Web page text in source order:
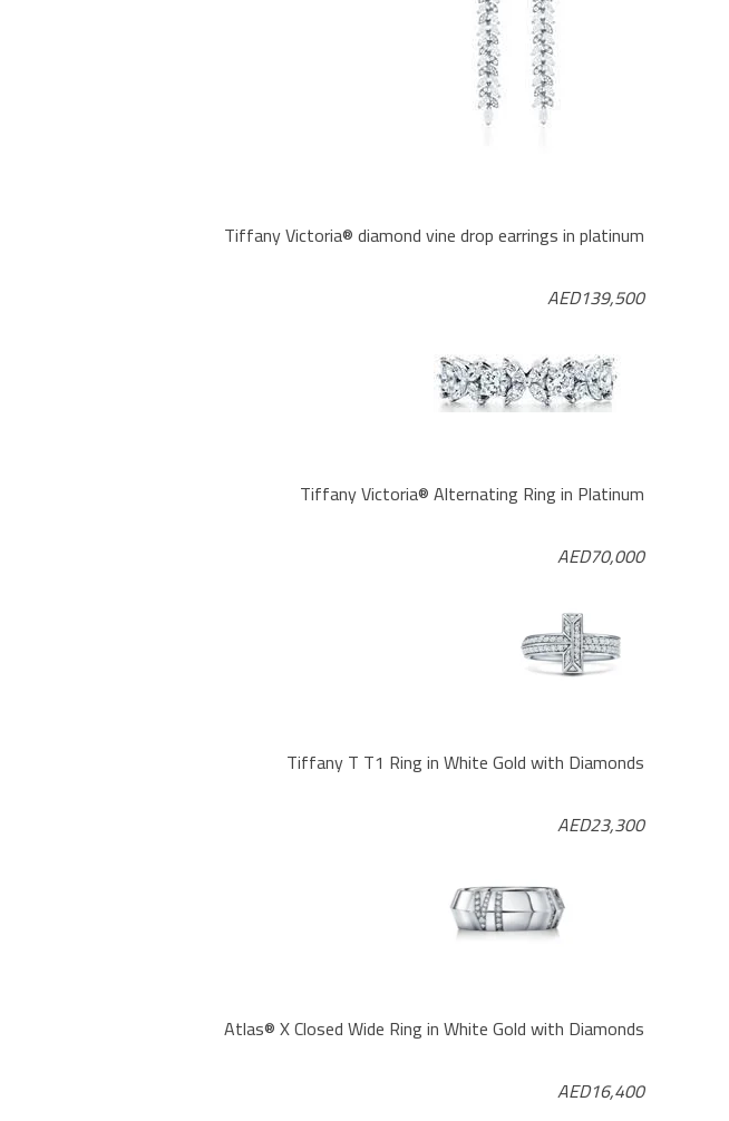
Tiffany Victoria® diamond vine drop earrings in platinum
AED139,500
Tiffany Victoria® Alternating Ring in Platinum
AED70,000
Tiffany T T1 Ring in White Gold with Diamonds
AED23,300
Atlas® X Closed Wide Ring in White Gold with Diamonds
AED16,400